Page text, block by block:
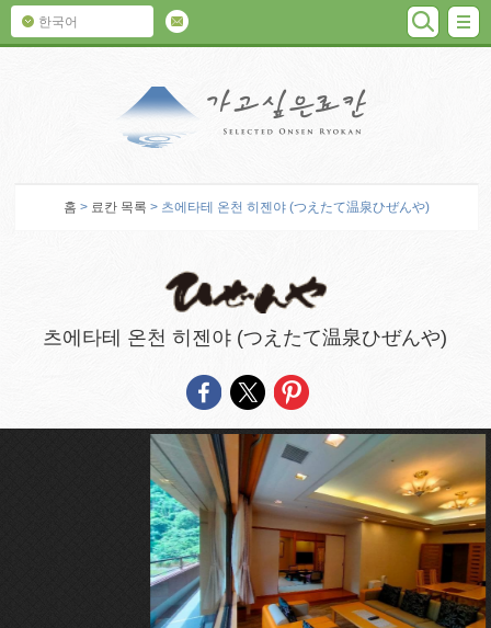
한국어 검색
홈 > 료칸 목록 > 츠에타테 온천 히젠야 (つえたて温泉ひぜんや)
츠에타테 온천 히젠야 (つえたて温泉ひぜんや)